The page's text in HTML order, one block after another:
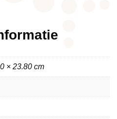
× 23.80 cm